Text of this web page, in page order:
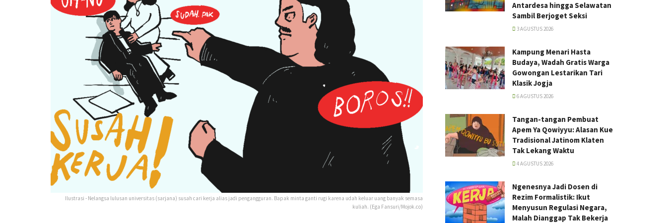
Ilustrasi - Nelangsa lulusan universitas (sarjana) susah cari kerja alias jadi pengangguran. Bapak minta ganti rugi karena udah keluar uang banyak semasa
kuliah. (Ega Fansuri/Mojok.co)
Antardesa hingga Selawatan
Sambil Berjoget Seksi
3 AGUSTUS 2026
Kampung Menari Hasta
Budaya, Wadah Gratis Warga
Gowongan Lestarikan Tari
Klasik Jogja
6 AGUSTUS 2026
Tangan-tangan Pembuat
Apem Ya Qowiyyu: Alasan Kue
Tradisional Jatinom Klaten
Tak Lekang Waktu
4 AGUSTUS 2026
Ngenesnya Jadi Dosen di
Rezim Formalistik: Ikut
Menyusun Regulasi Negara,
Malah Dianggap Tak Bekerja